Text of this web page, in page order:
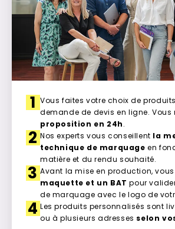
1 Vous faites votre choix de
demande de devis en ligne. Vous
proposition en 24h.
2 Nos experts vous conseillent la
technique de marquage en
matière et du rendu souhaité.
3Avant la mise en production, vous
maquette et un BAT pour
de marquage avec le logo de
4Les produits personnalisés sont
ou à plusieurs adresses selon